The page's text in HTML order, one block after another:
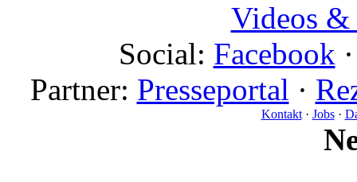
Videos
Social: Facebook
Partner: Presseportal ·
Kontakt· Jobs·